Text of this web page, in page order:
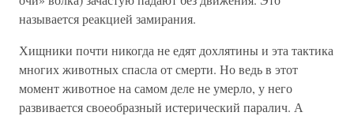
называется реакцией замирания.
Хищники почти никогда не едят дохлятины и эта тактика
многих животных спасла от смерти. Но ведь в этот
момент животное на самом деле не умерло, у него
развивается своеобразный истерический паралич. А